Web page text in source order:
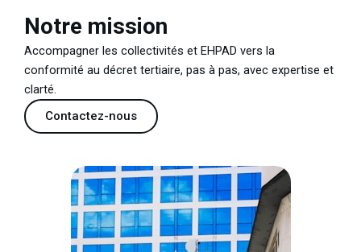
Notre mission
Accompagner les collectivités et EHPAD vers la
conformité au décret tertiaire, pas à pas, avec expertise et
clarté.
Contactez-nous